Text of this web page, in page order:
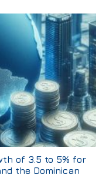
of 3.5 to 5% for
the Dominican